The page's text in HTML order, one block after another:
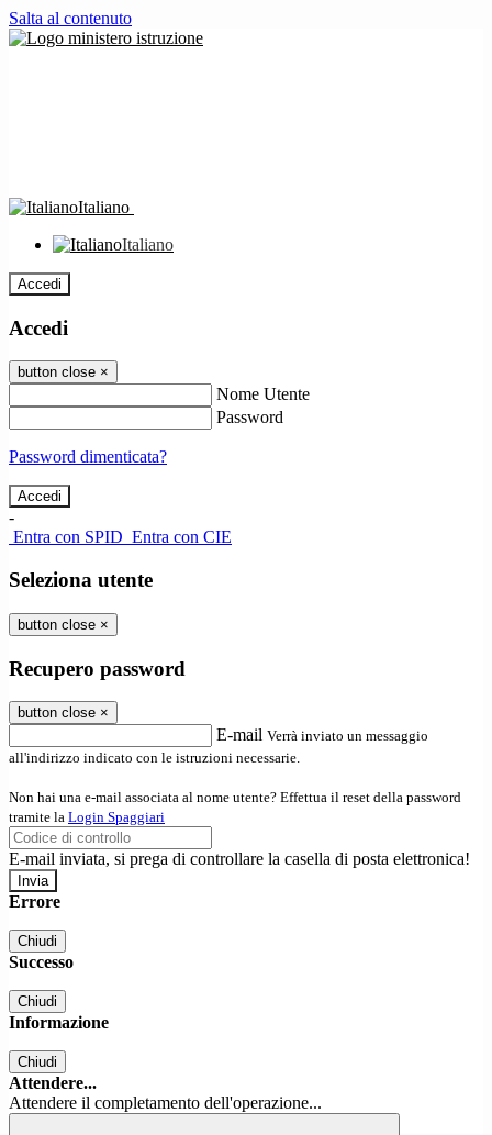
Salta al contenuto
Italiano
Italiano
Accedi
Accedi
button close ×
Nome Utente
Password
Password dimenticata?
-
Entra con SPID Entra con CIE
Seleziona utente
button close ×
Recupero password
button close ×
E-mail Verrà inviato un messaggio
all'indirizzo indicato con le istruzioni necessarie.
Non hai una e-mail associata al nome utente? Effettua il reset della password
tramite la Login Spaggiari
E-mail inviata, si prega di controllare la casella di posta elettronica!
Errore
Chiudi
Successo
Chiudi
Informazione
Chiudi
Attendere...
Attendere il completamento dell'operazione...